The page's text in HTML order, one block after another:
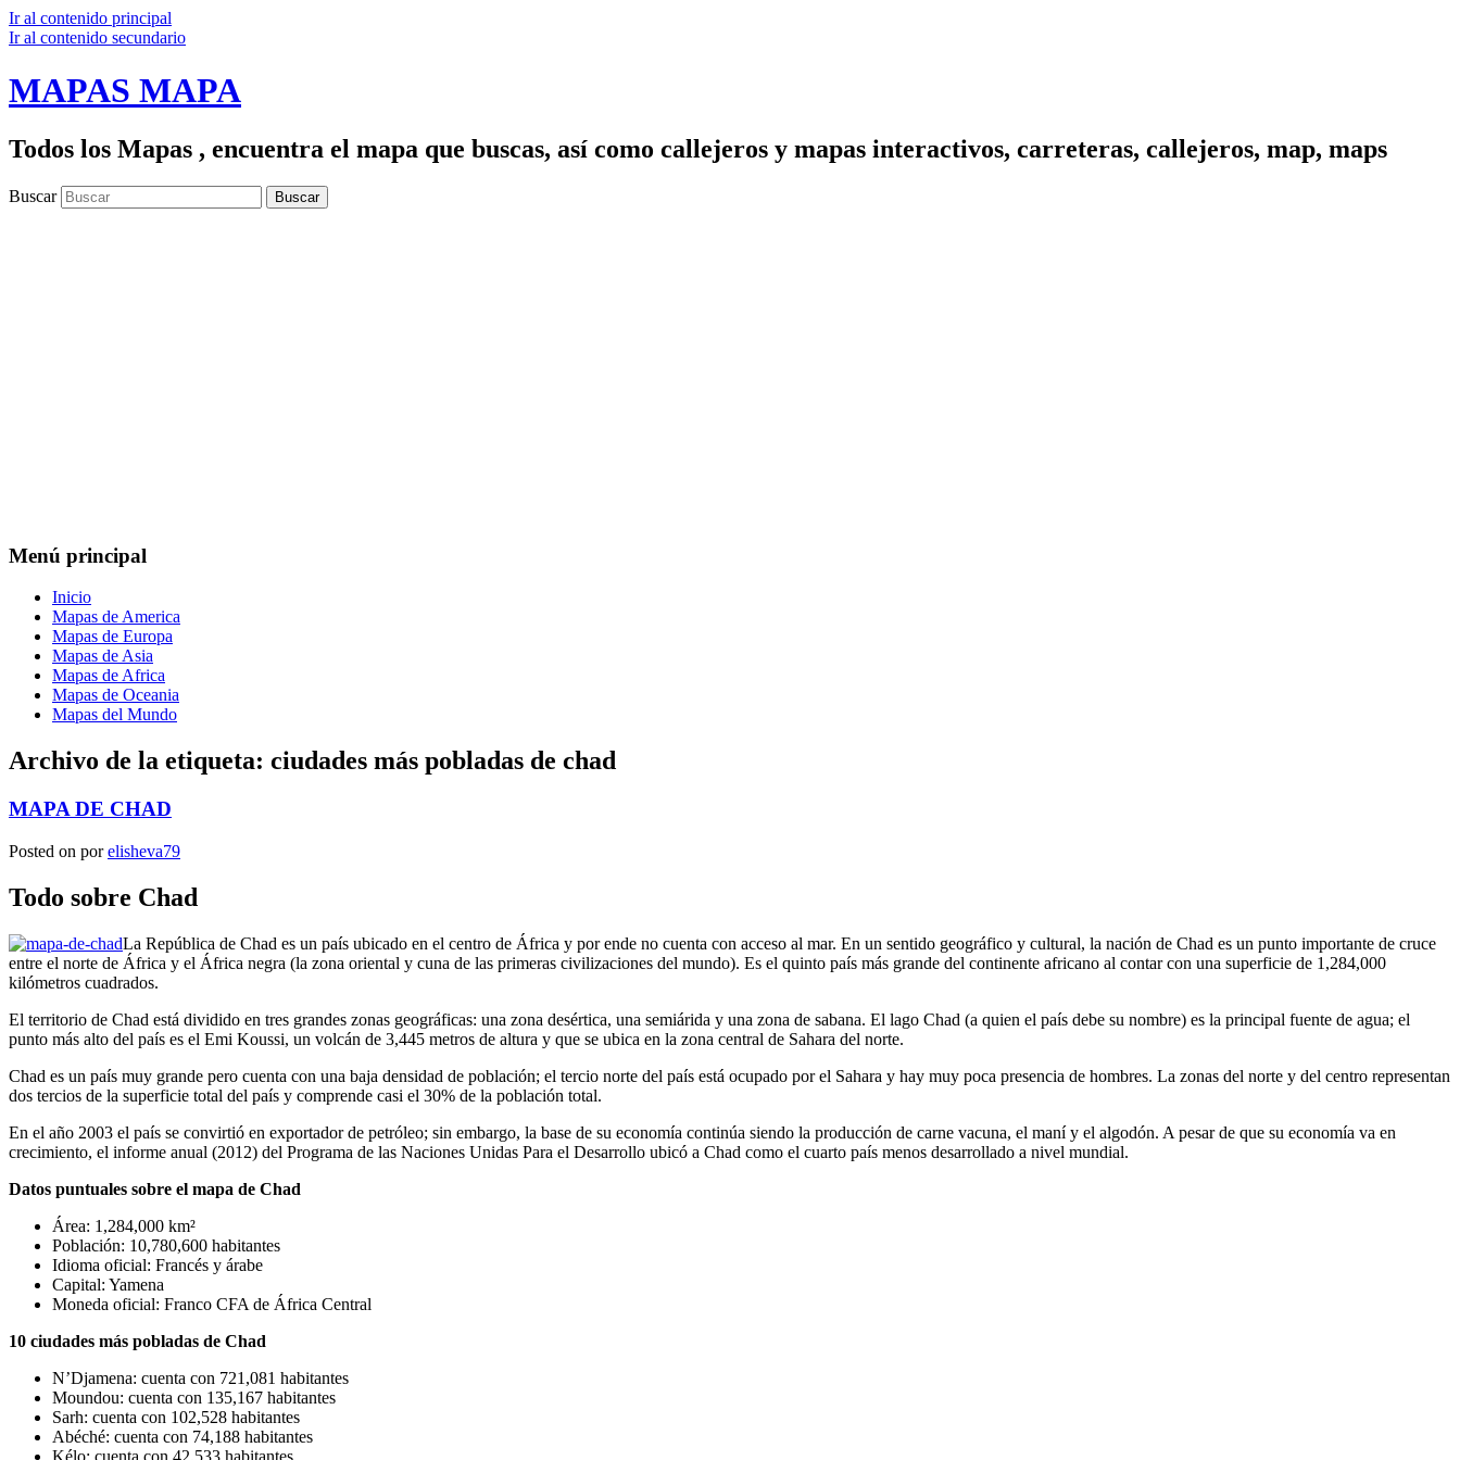
Ir al contenido principal
Ir al contenido secundario
MAPAS MAPA
Todos los Mapas , encuentra el mapa que buscas, así como callejeros y mapas interactivos, carreteras, callejeros, map, maps
Buscar
Menú principal
Inicio
Mapas de America
Mapas de Europa
Mapas de Asia
Mapas de Africa
Mapas de Oceania
Mapas del Mundo
Archivo de la etiqueta: ciudades más pobladas de chad
MAPA DE CHAD
Posted on porelisheva79
Todo sobre Chad
La República de Chad es un país ubicado en el centro de África y por ende no cuenta con acceso al mar. En un sentido geográfico y cultural, la nación de Chad es un punto importante de cruce
entre el norte de África y el África negra (la zona oriental y cuna de las primeras civilizaciones del mundo). Es el quinto país más grande del continente africano al contar con una superficie de 1,284,000
kilómetros cuadrados.
El territorio de Chad está dividido en tres grandes zonas geográficas: una zona desértica, una semiárida y una zona de sabana. El lago Chad (a quien el país debe su nombre) es la principal fuente de agua; el
punto más alto del país es el Emi Koussi, un volcán de 3,445 metros de altura y que se ubica en la zona central de Sahara del norte.
Chad es un país muy grande pero cuenta con una baja densidad de población; el tercio norte del país está ocupado por el Sahara y hay muy poca presencia de hombres. La zonas del norte y del centro representan
dos tercios de la superficie total del país y comprende casi el 30% de la población total.
En el año 2003 el país se convirtió en exportador de petróleo; sin embargo, la base de su economía continúa siendo la producción de carne vacuna, el maní y el algodón. A pesar de que su economía va en
crecimiento, el informe anual (2012) del Programa de las Naciones Unidas Para el Desarrollo ubicó a Chad como el cuarto país menos desarrollado a nivel mundial.
Datos puntuales sobre el mapa de Chad
Área: 1,284,000 km²
Población: 10,780,600 habitantes
Idioma oficial: Francés y árabe
Capital: Yamena
Moneda oficial: Franco CFA de África Central
10 ciudades más pobladas de Chad
N’Djamena: cuenta con 721,081 habitantes
Moundou: cuenta con 135,167 habitantes
Sarh: cuenta con 102,528 habitantes
Abéché: cuenta con 74,188 habitantes
Kélo: cuenta con 42,533 habitantes